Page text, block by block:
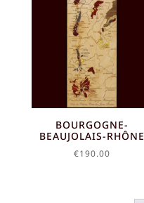
BOURGOGNE-
BEAUJOLAIS-RHÔNE
€190.00